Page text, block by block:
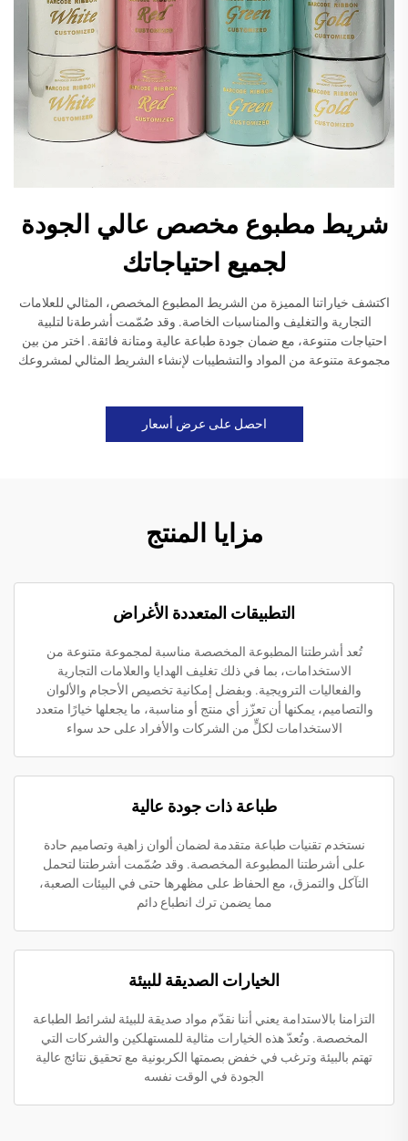
شريط مطبوع مخصص عالي الجودة
لجميع احتياجاتك
اكتشف خياراتنا المميزة من الشريط المطبوع المخصص، المثالي للعلامات
التجارية والتغليف والمناسبات الخاصة. وقد صُمّمت أشرطةنا لتلبية
احتياجات متنوعة، مع ضمان جودة طباعة عالية ومتانة فائقة. اختر من بين
مجموعة متنوعة من المواد والتشطيبات لإنشاء الشريط المثالي لمشروعك
احصل على عرض أسعار
مزايا المنتج
التطبيقات المتعددة الأغراض
تُعد أشرطتنا المطبوعة المخصصة مناسبة لمجموعة متنوعة من
الاستخدامات، بما في ذلك تغليف الهدايا والعلامات التجارية
والفعاليات الترويجية. وبفضل إمكانية تخصيص الأحجام والألوان
والتصاميم، يمكنها أن تعزّز أي منتج أو مناسبة، ما يجعلها خيارًا متعدد
الاستخدامات لكلٍّ من الشركات والأفراد على حد سواء
طباعة ذات جودة عالية
نستخدم تقنيات طباعة متقدمة لضمان ألوان زاهية وتصاميم حادة
على أشرطتنا المطبوعة المخصصة. وقد صُمّمت أشرطتنا لتحمل
التآكل والتمزق، مع الحفاظ على مظهرها حتى في البيئات الصعبة،
مما يضمن ترك انطباع دائم
الخيارات الصديقة للبيئة
التزامنا بالاستدامة يعني أننا نقدّم مواد صديقة للبيئة لشرائط الطباعة
المخصصة. وتُعدّ هذه الخيارات مثالية للمستهلكين والشركات التي
تهتم بالبيئة وترغب في خفض بصمتها الكربونية مع تحقيق نتائج عالية
الجودة في الوقت نفسه